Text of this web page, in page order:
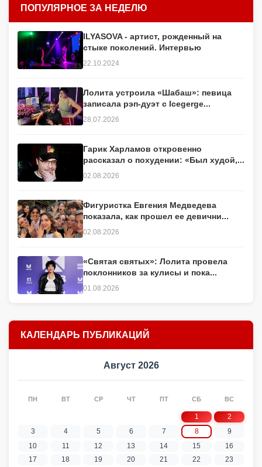
ПОПУЛЯРНОЕ ЗА НЕДЕЛЮ
ILYASOVA - артист, рожденный на
стыке поколений. Интервью
22.10.2024
Лолита устроила «Шабаш»: певица
записала рэп-дуэт с Icegerge...
28.07.2026
Гарик Харламов откровенно
рассказал о похудении: «Был худой,...
02.08.2026
Фигуристка Евгения Медведева
показала, как прошел ее девични...
02.08.2026
«Святая святых»: Лолита провела
поклонников за кулисы и пока...
01.08.2026
КАЛЕНДАРЬ ПУБЛИКАЦИЙ
Август 2026
ПН ВТ СР ЧТ ПТ СБ ВС
1
2
3
4 5 6 7 8
9
10
11 12 13 14 15
16
17
18 19 20 21 22
23